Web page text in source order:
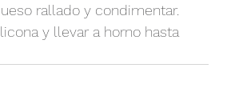
rallado y condimentar.
y llevar a horno hasta